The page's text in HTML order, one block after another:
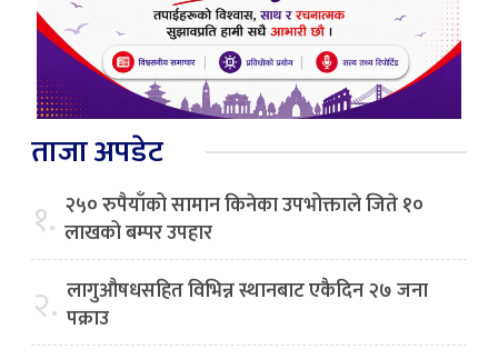
ताजा अपडेट
१. २५० रुपैयाँको सामान किनेका उपभोक्ताले जिते १०
लाखको बम्पर उपहार
२. लागुऔषधसहित विभिन्न स्थानबाट एकैदिन २७ जना
पक्राउ